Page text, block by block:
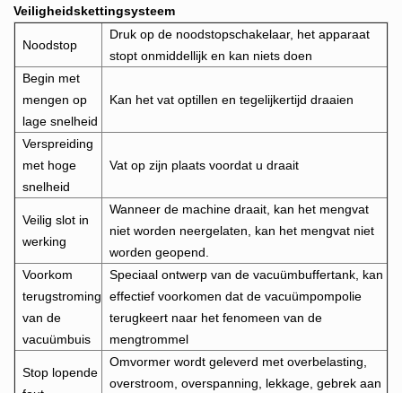
Veiligheidskettingsysteem
Noodstop
Druk op de noodstopschakelaar, het apparaat
stopt onmiddellijk en kan niets doen
Begin met
mengen op
lage snelheid
Kan het vat optillen en tegelijkertijd draaien
Verspreiding
met hoge
snelheid
Vat op zijn plaats voordat u draait
Veilig slot in
werking
Wanneer de machine draait, kan het mengvat
niet worden neergelaten, kan het mengvat niet
worden geopend.
Voorkom
terugstroming
van de
vacuümbuis
Speciaal ontwerp van de vacuümbuffertank, kan
effectief voorkomen dat de vacuümpompolie
terugkeert naar het fenomeen van de
mengtrommel
Stop lopende
Omvormer wordt geleverd met overbelasting,
overstroom, overspanning, lekkage, gebrek aan